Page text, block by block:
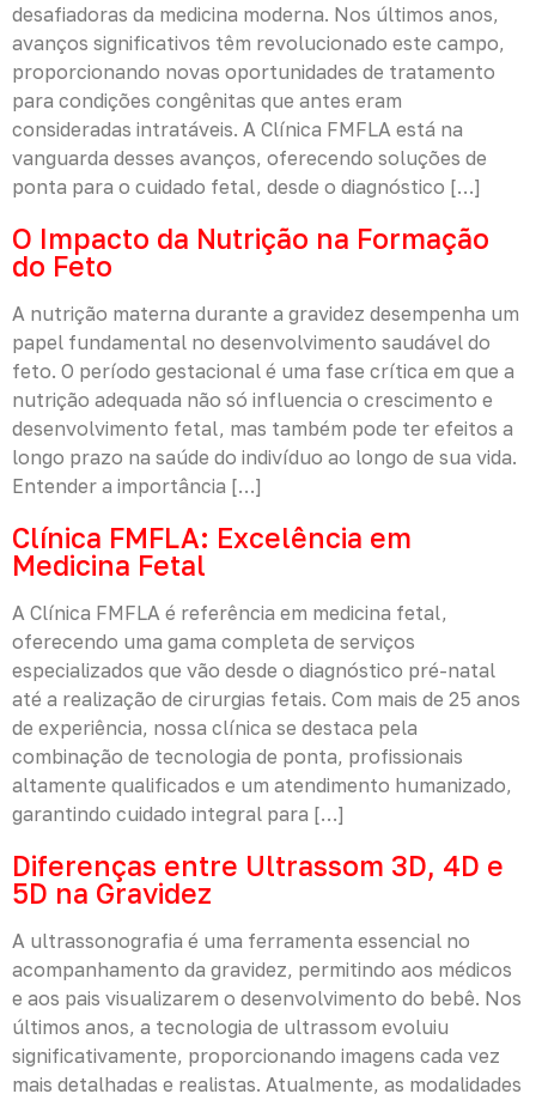
desafiadoras da medicina moderna. Nos últimos anos,
avanços significativos têm revolucionado este campo,
proporcionando novas oportunidades de tratamento
para condições congênitas que antes eram
consideradas intratáveis. A Clínica FMFLA está na
vanguarda desses avanços, oferecendo soluções de
ponta para o cuidado fetal, desde o diagnóstico […]
O Impacto da Nutrição na Formação
do Feto
A nutrição materna durante a gravidez desempenha um
papel fundamental no desenvolvimento saudável do
feto. O período gestacional é uma fase crítica em que a
nutrição adequada não só influencia o crescimento e
desenvolvimento fetal, mas também pode ter efeitos a
longo prazo na saúde do indivíduo ao longo de sua vida.
Entender a importância […]
Clínica FMFLA: Excelência em
Medicina Fetal
A Clínica FMFLA é referência em medicina fetal,
oferecendo uma gama completa de serviços
especializados que vão desde o diagnóstico pré-natal
até a realização de cirurgias fetais. Com mais de 25 anos
de experiência, nossa clínica se destaca pela
combinação de tecnologia de ponta, profissionais
altamente qualificados e um atendimento humanizado,
garantindo cuidado integral para […]
Diferenças entre Ultrassom 3D, 4D e
5D na Gravidez
A ultrassonografia é uma ferramenta essencial no
acompanhamento da gravidez, permitindo aos médicos
e aos pais visualizarem o desenvolvimento do bebê. Nos
últimos anos, a tecnologia de ultrassom evoluiu
significativamente, proporcionando imagens cada vez
mais detalhadas e realistas. Atualmente, as modalidades